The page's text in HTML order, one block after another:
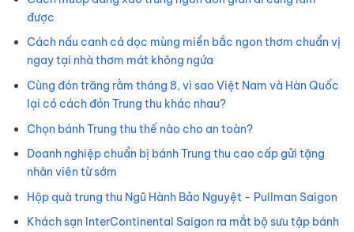
được
Cách nấu canh cá dọc mùng miền bắc ngon thơm chuẩn vị
ngay tại nhà thơm mát không ngứa
Cùng đón trăng rằm tháng 8, vì sao Việt Nam và Hàn Quốc
lại có cách đón Trung thu khác nhau?
Chọn bánh Trung thu thế nào cho an toàn?
Doanh nghiệp chuẩn bị bánh Trung thu cao cấp gửi tặng
nhân viên từ sớm
Hộp quà trung thu Ngũ Hành Bảo Nguyệt - Pullman Saigon
Khách sạn InterContinental Saigon ra mắt bộ sưu tập bánh